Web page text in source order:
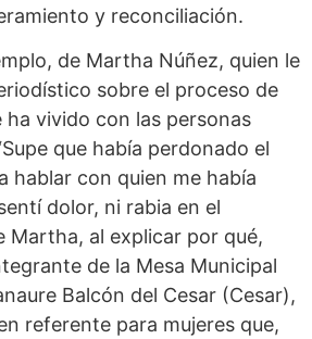
y reconciliación.
de Martha Núñez, quien le
sobre el proceso de
ha vivido con las personas
que había perdonado el
hablar con quien me había
dolor, ni rabia en el
Martha, al explicar por qué,
de la Mesa Municipal
Balcón del Cesar (Cesar),
referente para mujeres que,